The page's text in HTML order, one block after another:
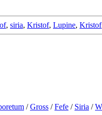
, siria, Kristof, Lupine, Kristof
/Gross /Fefe / Siria /